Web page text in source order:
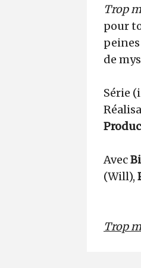
Trop
pour
de
Série
Avec
(Will),
Trop